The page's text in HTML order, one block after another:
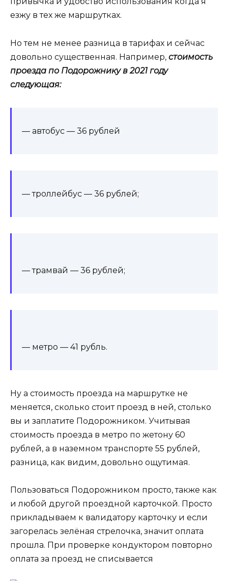
езжу в тех же маршрутках.
Но тем не менее разница в тарифах и сейчас
довольно существенная. Например, стоимость
проезда по Подорожнику в 2021 году
следующая:
— автобус — 36 рублей
— троллейбус — 36 рублей;
— трамвай — 36 рублей;
— метро — 41 рубль.
Ну а стоимость проезда на маршрутке не
меняется, сколько стоит проезд в ней, столько
вы и заплатите Подорожником. Учитывая
стоимость проезда в метро по жетону 60
рублей, а в наземном транспорте 55 рублей,
разница, как видим, довольно ощутимая.
Пользоваться Подорожником просто, также как
и любой другой проездной карточкой. Просто
прикладываем к валидатору карточку и если
загорелась зелёная стрелочка, значит оплата
прошла. При проверке кондуктором повторно
оплата за проезд не списывается